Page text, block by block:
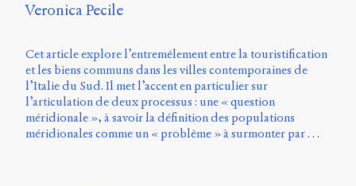
Veronica Pecile
Cet article explore l’entremêlement entre la touristification
et les biens communs dans les villes contemporaines de
l’Italie du Sud. Il met l’accent en particulier sur
l’articulation de deux processus : une « question
méridionale », à savoir la définition des populations
méridionales comme un « problème » à surmonter par …